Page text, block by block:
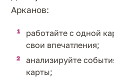
Арканов:
работайте с одной
свои впечатления;
анализируйте
карты;